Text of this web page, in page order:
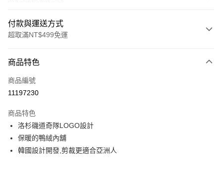
付款與運送方式
超取滿NT$499免運
信用卡一次付款
超商取貨付款
Apple Pay
街口支付
商品特色
商品編號
11197230
商品特色
洛杉磯道奇隊LOGO設計
保暖的鴨絨內舖
韓國設計開發,剪裁更適合亞洲人